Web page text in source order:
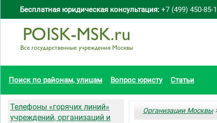
Бесплатная юридическая консультация: +7 (499) 450-85-
Поиск по районам, улицам Вопрос юристу Статьи
Организации Москвы
Телефоны «горячих линий»
учреждений, организаций и